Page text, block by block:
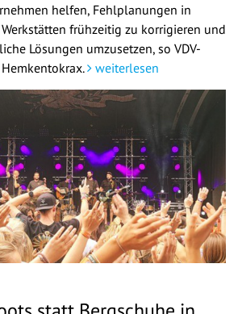
helfen, Fehlplanungen in
frühzeitig zu korrigieren und
Lösungen umzusetzen, so VDV-
weiterlesen